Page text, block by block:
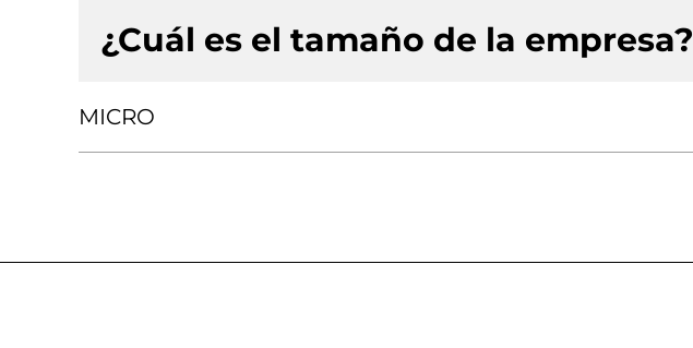
¿Cuál es el tamaño de la empresa?
MICRO